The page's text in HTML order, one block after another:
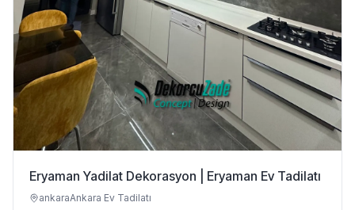
Eryaman Yadilat Dekorasyon | Eryaman Ev Tadilatı
ankaraAnkara Ev Tadilatı